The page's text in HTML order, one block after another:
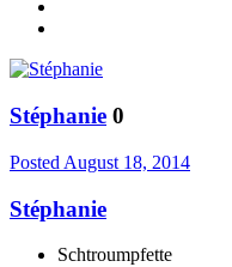
Stéphanie 0
Posted August 18, 2014
Stéphanie
Schtroumpfette